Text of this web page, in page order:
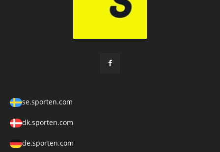
se.sporten.com
dk.sporten.com
de.sporten.com